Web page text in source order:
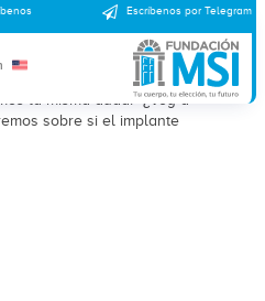
Escríbenos por Telegram
engorda?
hormonales se trata,
la misma duda: “¿Voy a
sobre si el implante